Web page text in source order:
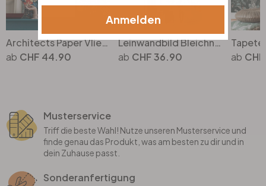
Architects Paper Vliestapete Floral Impression Blumentapete floral bunt, blau, orange, beige, gelb
CHF 44.90
Leinwandbild Bleichner - Fascinating Palermo
CHF 36.90
Musterservice
Triff die beste Wahl! Nutze unseren Musterservice und
finde genau das Produkt, was am besten zu dir und in
dein Zuhause passt.
Sonderanfertigung
Anmelden